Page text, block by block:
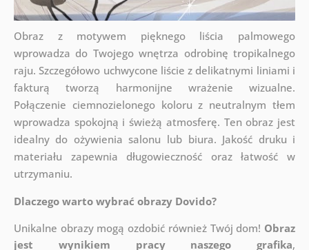
Obraz z motywem pięknego liścia palmowego
wprowadza do Twojego wnętrza odrobinę tropikalnego
raju. Szczegółowo uchwycone liście z delikatnymi liniami i
fakturą tworzą harmonijne wrażenie wizualne.
Połączenie ciemnozielonego koloru z neutralnym tłem
wprowadza spokojną i świeżą atmosferę. Ten obraz jest
idealny do ożywienia salonu lub biura. Jakość druku i
materiału zapewnia długowieczność oraz łatwość w
utrzymaniu.
Dlaczego warto wybrać obrazy Dovido?
Unikalne obrazy mogą ozdobić również Twój dom! Obraz
jest wynikiem pracy naszego grafika,